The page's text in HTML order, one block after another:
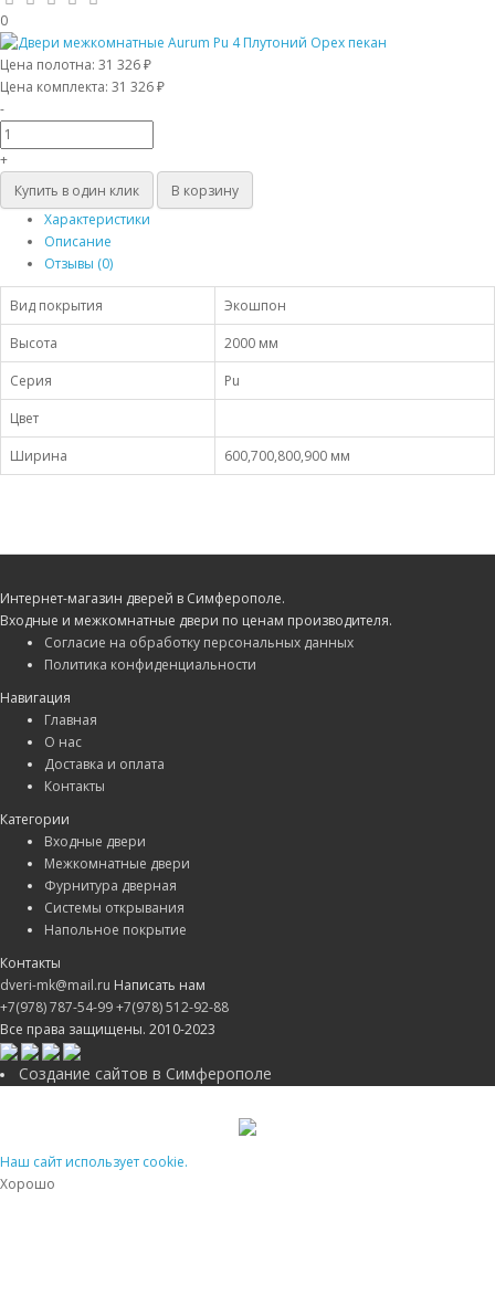
0
Цена полотна: 31 326 ₽
Цена комплекта: 31 326 ₽
-
+
Купить в один клик
В корзину
Характеристики
Описание
Отзывы (0)
Вид покрытия
Экошпон
Высота
2000 мм
Серия
Pu
Цвет
Ширина
600,700,800,900 мм
Интернет-магазин дверей в Симферополе.
Входные и межкомнатные двери по ценам производителя.
Согласие на обработку персональных данных
Политика конфиденциальности
Навигация
Главная
О нас
Доставка и оплата
Контакты
Категории
Входные двери
Межкомнатные двери
Фурнитура дверная
Системы открывания
Напольное покрытие
Контакты
dveri-mk@mail.ru Написать нам
+7(978) 787-54-99+7(978) 512-92-88
Все права защищены. 2010-2023
Создание сайтов в Симферополе
Наш сайт использует cookie.
Хорошо